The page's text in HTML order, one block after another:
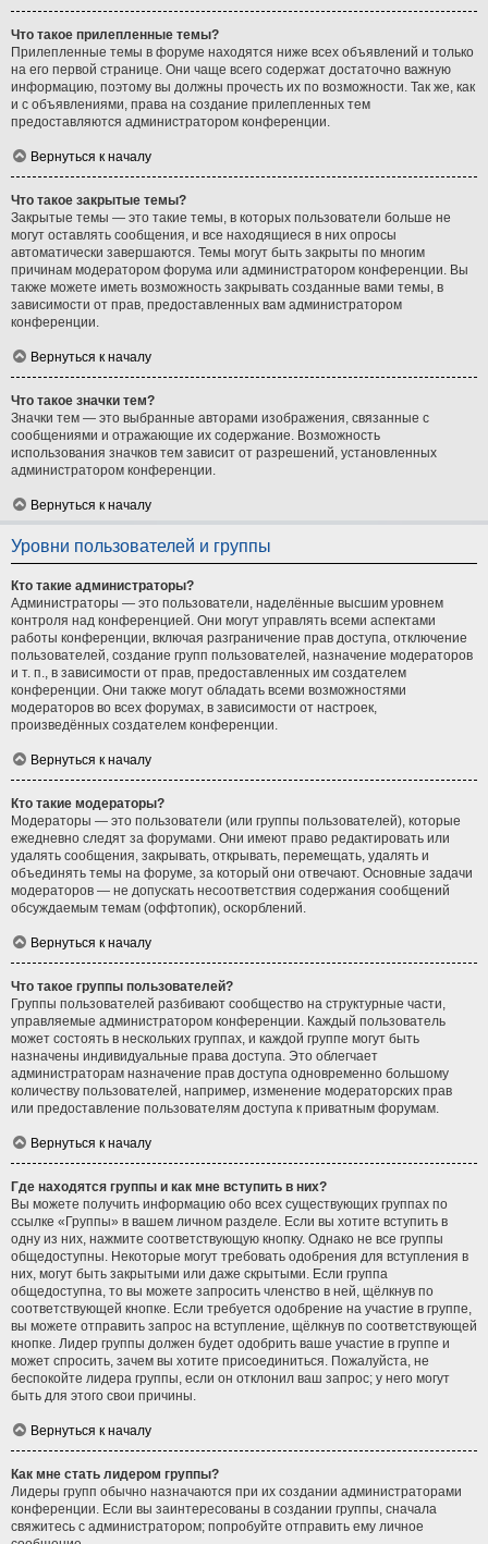
Что такое прилепленные темы?
Прилепленные темы в форуме находятся ниже всех объявлений и только
на его первой странице. Они чаще всего содержат достаточно важную
информацию, поэтому вы должны прочесть их по возможности. Так же, как
и с объявлениями, права на создание прилепленных тем
предоставляются администратором конференции.
Вернуться к началу
Что такое закрытые темы?
Закрытые темы — это такие темы, в которых пользователи больше не
могут оставлять сообщения, и все находящиеся в них опросы
автоматически завершаются. Темы могут быть закрыты по многим
причинам модератором форума или администратором конференции. Вы
также можете иметь возможность закрывать созданные вами темы, в
зависимости от прав, предоставленных вам администратором
конференции.
Вернуться к началу
Что такое значки тем?
Значки тем — это выбранные авторами изображения, связанные с
сообщениями и отражающие их содержание. Возможность
использования значков тем зависит от разрешений, установленных
администратором конференции.
Вернуться к началу
Уровни пользователей и группы
Кто такие администраторы?
Администраторы — это пользователи, наделённые высшим уровнем
контроля над конференцией. Они могут управлять всеми аспектами
работы конференции, включая разграничение прав доступа, отключение
пользователей, создание групп пользователей, назначение модераторов
и т. п., в зависимости от прав, предоставленных им создателем
конференции. Они также могут обладать всеми возможностями
модераторов во всех форумах, в зависимости от настроек,
произведённых создателем конференции.
Вернуться к началу
Кто такие модераторы?
Модераторы — это пользователи (или группы пользователей), которые
ежедневно следят за форумами. Они имеют право редактировать или
удалять сообщения, закрывать, открывать, перемещать, удалять и
объединять темы на форуме, за который они отвечают. Основные задачи
модераторов — не допускать несоответствия содержания сообщений
обсуждаемым темам (оффтопик), оскорблений.
Вернуться к началу
Что такое группы пользователей?
Группы пользователей разбивают сообщество на структурные части,
управляемые администратором конференции. Каждый пользователь
может состоять в нескольких группах, и каждой группе могут быть
назначены индивидуальные права доступа. Это облегчает
администраторам назначение прав доступа одновременно большому
количеству пользователей, например, изменение модераторских прав
или предоставление пользователям доступа к приватным форумам.
Вернуться к началу
Где находятся группы и как мне вступить в них?
Вы можете получить информацию обо всех существующих группах по
ссылке «Группы» в вашем личном разделе. Если вы хотите вступить в
одну из них, нажмите соответствующую кнопку. Однако не все группы
общедоступны. Некоторые могут требовать одобрения для вступления в
них, могут быть закрытыми или даже скрытыми. Если группа
общедоступна, то вы можете запросить членство в ней, щёлкнув по
соответствующей кнопке. Если требуется одобрение на участие в группе,
вы можете отправить запрос на вступление, щёлкнув по соответствующей
кнопке. Лидер группы должен будет одобрить ваше участие в группе и
может спросить, зачем вы хотите присоединиться. Пожалуйста, не
беспокойте лидера группы, если он отклонил ваш запрос; у него могут
быть для этого свои причины.
Вернуться к началу
Как мне стать лидером группы?
Лидеры групп обычно назначаются при их создании администраторами
конференции. Если вы заинтересованы в создании группы, сначала
свяжитесь с администратором; попробуйте отправить ему личное